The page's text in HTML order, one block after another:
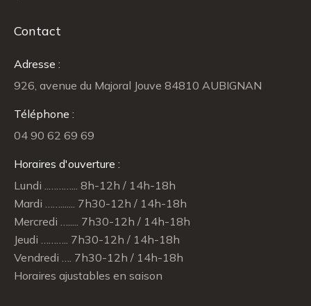
Contact
Adresse :
926, avenue du Majoral Jouve 84810 AUBIGNAN
Téléphone :
04 90 62 69 69
Horaires d'ouverture :
Lundi ..………... 8h-12h / 14h-18h
Mardi ……....... 7h30-12h / 14h-18h
Mercredi …..... 7h30-12h / 14h-18h
Jeudi ……….. 7h30-12h / 14h-18h
Vendredi …. 7h30-12h / 14h-18h
Horaires ajustables en saison